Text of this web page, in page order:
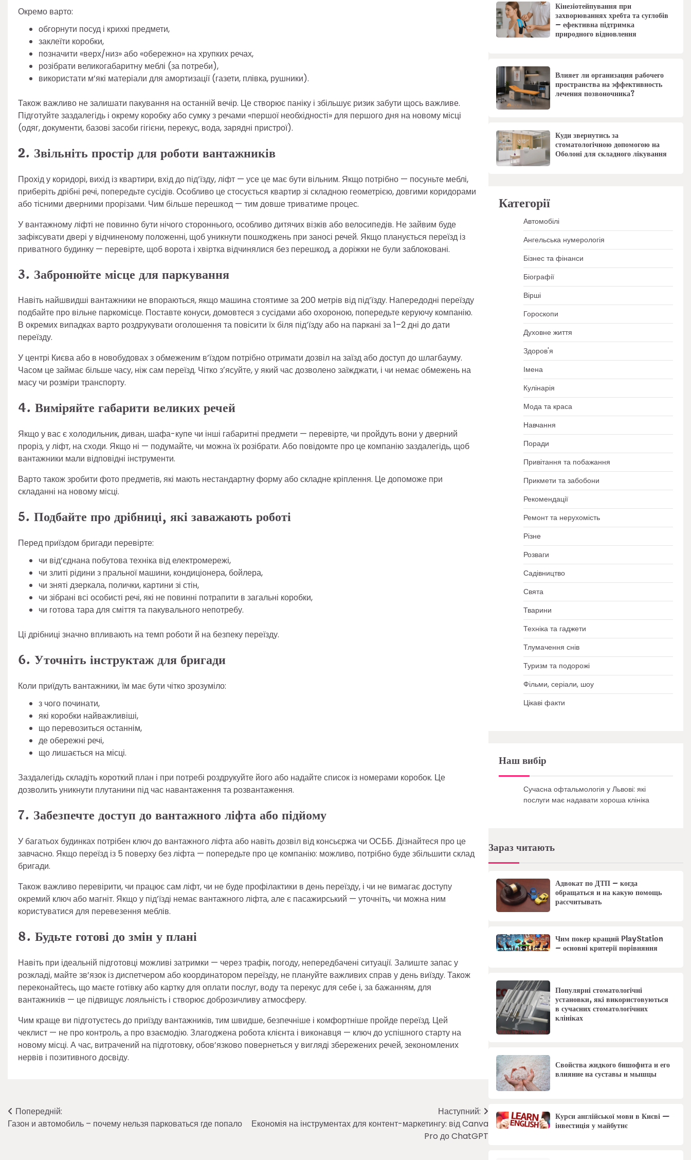
Окремо варто:
обгорнути посуд і крихкі предмети,
заклеїти коробки,
позначити «верх/низ» або «обережно» на хрупких речах,
розібрати великогабаритну меблі (за потреби),
використати м’які матеріали для амортизації (газети, плівка, рушники).
Також важливо не залишати пакування на останній вечір. Це створює паніку і збільшує ризик забути щось важливе.
Підготуйте заздалегідь і окрему коробку або сумку з речами «першої необхідності» для першого дня на новому місці
(одяг, документи, базові засоби гігієни, перекус, вода, зарядні пристрої).
2. Звільніть простір для роботи вантажників
Прохід у коридорі, вихід із квартири, вхід до під’їзду, ліфт — усе це має бути вільним. Якщо потрібно — посуньте меблі,
приберіть дрібні речі, попередьте сусідів. Особливо це стосується квартир зі складною геометрією, довгими коридорами
або тісними дверними прорізами. Чим більше перешкод — тим довше триватиме процес.
У вантажному ліфті не повинно бути нічого стороннього, особливо дитячих візків або велосипедів. Не зайвим буде
зафіксувати двері у відчиненому положенні, щоб уникнути пошкоджень при заносі речей. Якщо планується переїзд із
приватного будинку — перевірте, щоб ворота і хвіртка відчинялися без перешкод, а доріжки не були заблоковані.
3. Забронюйте місце для паркування
Навіть найшвидші вантажники не впораються, якщо машина стоятиме за 200 метрів від під’їзду. Напередодні переїзду
подбайте про вільне паркомісце. Поставте конуси, домовтеся з сусідами або охороною, попередьте керуючу компанію.
В окремих випадках варто роздрукувати оголошення та повісити їх біля під’їзду або на паркані за 1–2 дні до дати
переїзду.
У центрі Києва або в новобудовах з обмеженим в’їздом потрібно отримати дозвіл на заїзд або доступ до шлагбауму.
Часом це займає більше часу, ніж сам переїзд. Чітко зʼясуйте, у який час дозволено заїжджати, і чи немає обмежень на
масу чи розміри транспорту.
4. Виміряйте габарити великих речей
Якщо у вас є холодильник, диван, шафа-купе чи інші габаритні предмети — перевірте, чи пройдуть вони у дверний
проріз, у ліфт, на сходи. Якщо ні — подумайте, чи можна їх розібрати. Або повідомте про це компанію заздалегідь, щоб
вантажники мали відповідні інструменти.
Варто також зробити фото предметів, які мають нестандартну форму або складне кріплення. Це допоможе при
складанні на новому місці.
5. Подбайте про дрібниці, які заважають роботі
Перед приїздом бригади перевірте:
чи від’єднана побутова техніка від електромережі,
чи злиті рідини з пральної машини, кондиціонера, бойлера,
чи зняті дзеркала, полички, картини зі стін,
чи зібрані всі особисті речі, які не повинні потрапити в загальні коробки,
чи готова тара для сміття та пакувального непотребу.
Ці дрібниці значно впливають на темп роботи й на безпеку переїзду.
6. Уточніть інструктаж для бригади
Коли приїдуть вантажники, їм має бути чітко зрозуміло:
з чого починати,
які коробки найважливіші,
що перевозиться останнім,
де обережні речі,
що лишається на місці.
Заздалегідь складіть короткий план і при потребі роздрукуйте його або надайте список із номерами коробок. Це
дозволить уникнути плутанини під час навантаження та розвантаження.
7. Забезпечте доступ до вантажного ліфта або підйому
У багатьох будинках потрібен ключ до вантажного ліфта або навіть дозвіл від консьєржа чи ОСББ. Дізнайтеся про це
завчасно. Якщо переїзд із 5 поверху без ліфта — попередьте про це компанію: можливо, потрібно буде збільшити склад
бригади.
Також важливо перевірити, чи працює сам ліфт, чи не буде профілактики в день переїзду, і чи не вимагає доступу
окремий ключ або магніт. Якщо у під’їзді немає вантажного ліфта, але є пасажирський — уточніть, чи можна ним
користуватися для перевезення меблів.
8. Будьте готові до змін у плані
Навіть при ідеальній підготовці можливі затримки — через трафік, погоду, непередбачені ситуації. Залиште запас у
розкладі, майте зв’язок із диспетчером або координатором переїзду, не плануйте важливих справ у день виїзду. Також
переконайтесь, що маєте готівку або картку для оплати послуг, воду та перекус для себе і, за бажанням, для
вантажників — це підвищує лояльність і створює доброзичливу атмосферу.
Чим краще ви підготуєтесь до приїзду вантажників, тим швидше, безпечніше і комфортніше пройде переїзд. Цей
чеклист — не про контроль, а про взаємодію. Злагоджена робота клієнта і виконавця — ключ до успішного старту на
новому місці. А час, витрачений на підготовку, обов’язково повернеться у вигляді збережених речей, зекономлених
нервів і позитивного досвіду.
Навігація
записів
Попередній:
Газон и автомобиль – почему нельзя парковаться где попало
Наступний:
Економія на інструментах для контент-маркетингу: від Canva
Pro до ChatGPT
Кінезіотейпування при
захворюваннях хребта та суглобів
– ефективна підтримка
природного відновлення
Влияет ли организация рабочего
пространства на эффективность
лечения позвоночника?
Куди звернутись за
стоматологічною допомогою на
Оболоні для складного лікування
Категорії
Автомобілі
Ангельська нумерологія
Бізнес та фінанси
Біографії
Вірші
Гороскопи
Духовне життя
Здоров'я
Імена
Кулінарія
Мода та краса
Навчання
Поради
Привітання та побажання
Прикмети та забобони
Рекомендації
Ремонт та нерухомість
Різне
Розваги
Садівництво
Свята
Тварини
Техніка та гаджети
Тлумачення снів
Туризм та подорожі
Фільми, серіали, шоу
Цікаві факти
Наш вибір
Сучасна офтальмологія у Львові: які
послуги має надавати хороша клініка
Зараз читають
Адвокат по ДТП – когда
обращаться и на какую помощь
рассчитывать
Чим покер кращий PlayStation
– основні критерії порівняння
Популярні стоматологічні
установки, які використовуються
в сучасних стоматологічних
клініках
Свойства жидкого бишофита и его
влияние на суставы и мышцы
Курси англійської мови в Києві —
інвестиція у майбутнє